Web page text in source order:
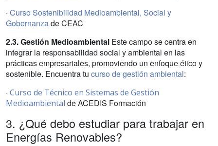
· Curso Sostenibilidad Medioambiental, Social y
Gobernanzade CEAC
2.3. Gestión Medioambiental Este campo se centra en
integrar la responsabilidad social y ambiental en las
prácticas empresariales, promoviendo un enfoque ético y
sostenible. Encuentra tu curso de gestión ambiental:
· Curso de Técnico en Sistemas de Gestión
Medioambiental de ACEDIS Formación
3. ¿Qué debo estudiar para trabajar en
Energías Renovables?